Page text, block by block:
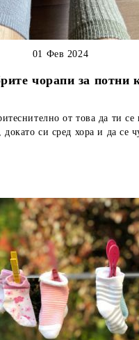
чорапи за потни
01 Фев 2024
от това да ти се
докато си сред хора и да се